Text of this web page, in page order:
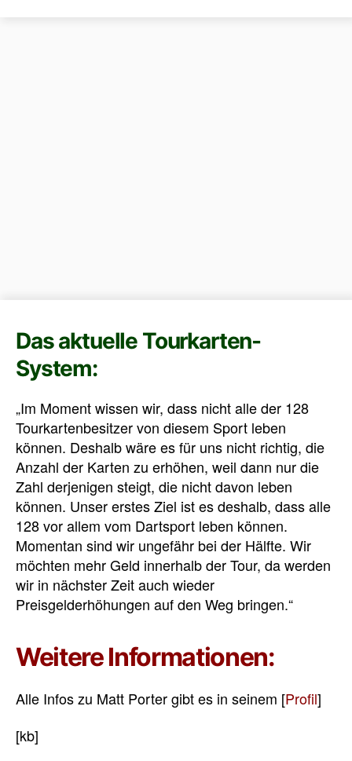
Das aktuelle Tourkarten-
System:
„Im Moment wissen wir, dass nicht alle der 128
Tourkartenbesitzer von diesem Sport leben
können. Deshalb wäre es für uns nicht richtig, die
Anzahl der Karten zu erhöhen, weil dann nur die
Zahl derjenigen steigt, die nicht davon leben
können. Unser erstes Ziel ist es deshalb, dass alle
128 vor allem vom Dartsport leben können.
Momentan sind wir ungefähr bei der Hälfte. Wir
möchten mehr Geld innerhalb der Tour, da werden
wir in nächster Zeit auch wieder
Preisgelderhöhungen auf den Weg bringen.“
Weitere Informationen:
Alle Infos zu Matt Porter gibt es in seinem [Profil]
[kb]